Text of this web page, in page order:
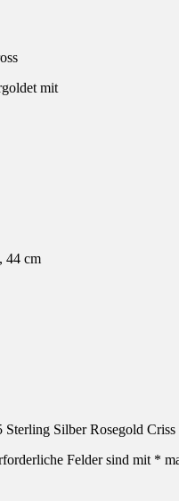
mit
44 cm
Sterling Silber Rosegold Criss
Felder sind mit *